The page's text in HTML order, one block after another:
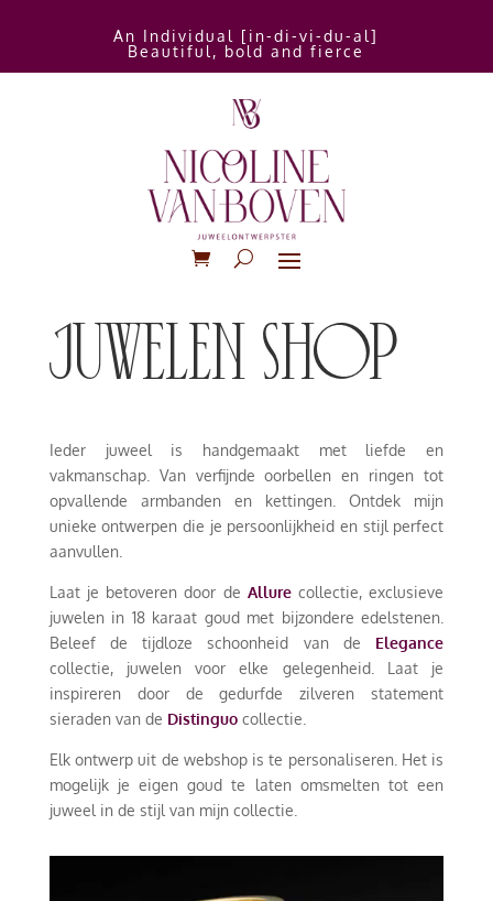
An Individual [in-di-vi-du-al]
Beautiful, bold and fierce
juwelen shop
Ieder juweel is handgemaakt met liefde en
vakmanschap. Van verfijnde oorbellen en ringen tot
opvallende armbanden en kettingen. Ontdek mijn
unieke ontwerpen die je persoonlijkheid en stijl perfect
aanvullen.
Laat je betoveren door de Allurecollectie, exclusieve
juwelen in 18 karaat goud met bijzondere edelstenen.
Beleef de tijdloze schoonheid van de Elegance
collectie, juwelen voor elke gelegenheid. Laat je
inspireren door de gedurfde zilveren statement
sieraden van de Distinguocollectie.
Elk ontwerp uit de webshop is te personaliseren. Het is
mogelijk je eigen goud te laten omsmelten tot een
juweel in de stijl van mijn collectie.